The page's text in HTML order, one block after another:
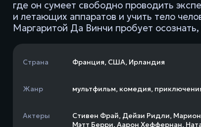
где он сумеет свободно проводить
и летающих аппаратов и учить тело
Маргаритой Да Винчи пробует
Страна Франция, США, Ирландия
Жанр мультфильм, комедия,
Актеры Стивен Фрай, Дейзи Ридли,
Мэтт Берри, Аарон Хеффернан,